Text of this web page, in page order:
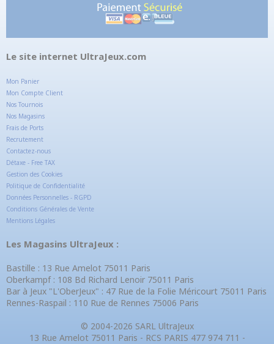
Le site internet UltraJeux.com
Mon Panier
Mon Compte Client
Nos Tournois
Nos Magasins
Frais de Ports
Recrutement
Contactez-nous
Détaxe - Free TAX
Gestion des Cookies
Politique de Confidentialité
Données Personnelles - RGPD
Conditions Générales de Vente
Mentions Légales
Les Magasins UltraJeux :
Bastille : 13 Rue Amelot 75011 Paris
Oberkampf : 108 Bd Richard Lenoir 75011 Paris
Bar à Jeux "L'OberJeux" : 47 Rue de la Folie Méricourt 75011 Paris
Rennes-Raspail : 110 Rue de Rennes 75006 Paris
© 2004-2026 SARL UltraJeux
13 Rue Amelot 75011 Paris - RCS PARIS 477 974 711 -